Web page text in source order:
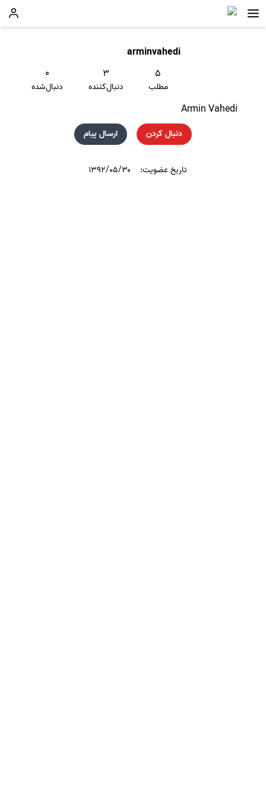
arminvahedi
۵
مطلب
۳
دنبال‌کننده
۰
دنبال‌شده
Armin Vahedi
دنبال کردن ارسال پیام
تاریخ عضویت: ۱۳۹۲/۰۵/۳۰